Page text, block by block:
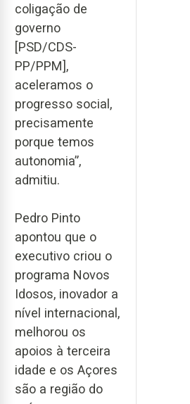
coligação de
governo
[PSD/CDS-
PP/PPM],
aceleramos o
progresso social,
precisamente
porque temos
autonomia”,
admitiu.
Pedro Pinto
apontou que o
executivo criou o
programa Novos
Idosos, inovador a
nível internacional,
melhorou os
apoios à terceira
idade e os Açores
são a região do